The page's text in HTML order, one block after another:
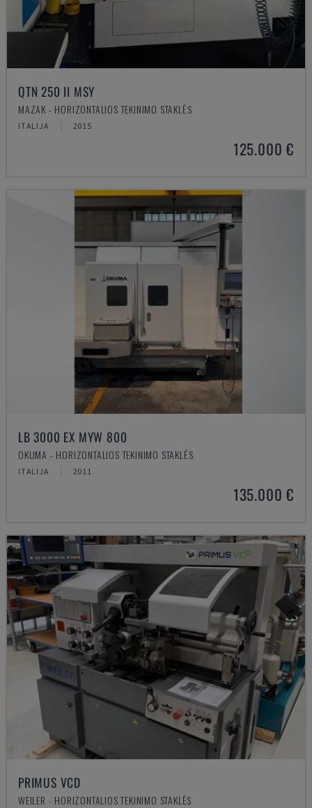
QTN 250 II MSY
MAZAK - HORIZONTALIOS TEKINIMO STAKLĖS
ITALIJA 2015
125.000 €
LB 3000 EX MYW 800
OKUMA - HORIZONTALIOS TEKINIMO STAKLĖS
ITALIJA 2011
135.000 €
PRIMUS VCD
WEILER - HORIZONTALIOS TEKINIMO STAKLĖS